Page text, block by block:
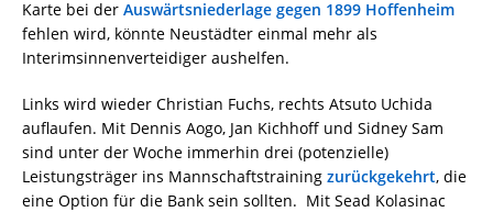
Karte bei der Auswärtsniederlage gegen 1899 Hoffenheim
fehlen wird, könnte Neustädter einmal mehr als
Interimsinnenverteidiger aushelfen.
Links wird wieder Christian Fuchs, rechts Atsuto Uchida
auflaufen. Mit Dennis Aogo, Jan Kichhoff und Sidney Sam
sind unter der Woche immerhin drei (potenzielle)
Leistungsträger ins Mannschaftstraining zurückgekehrt, die
eine Option für die Bank sein sollten. Mit Sead Kolasinac